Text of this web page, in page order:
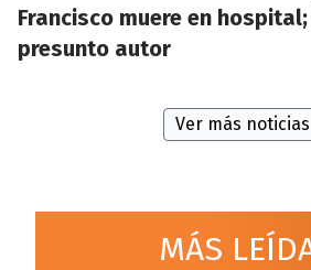
Francisco muere en
presunto autor
Ver más noticias
MÁS